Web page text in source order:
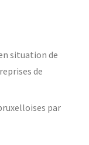
situation de
de
par